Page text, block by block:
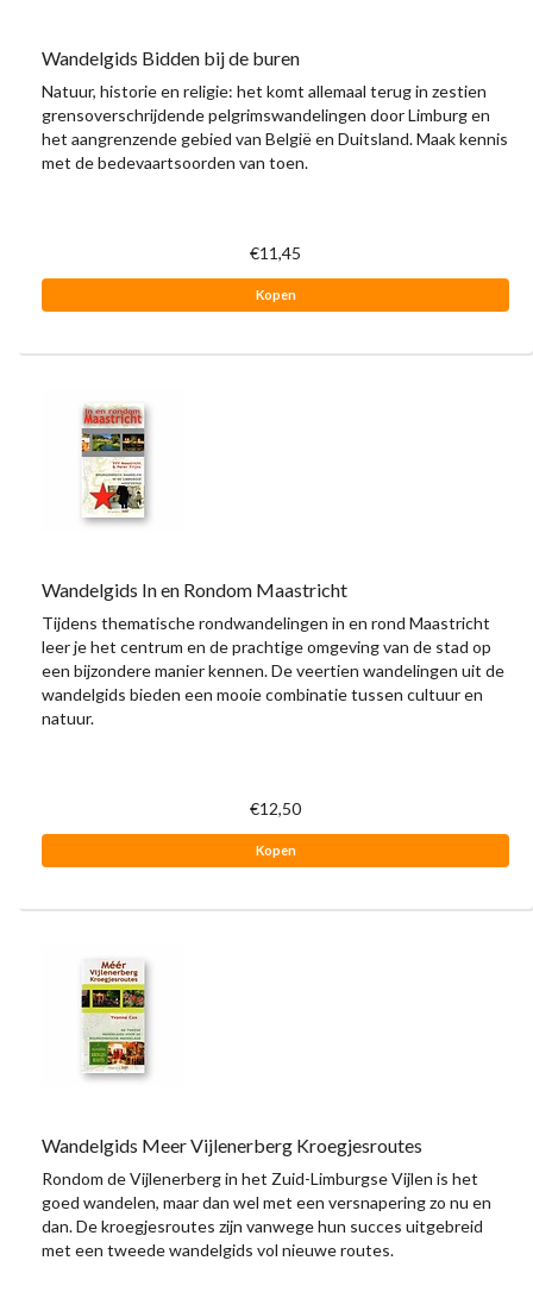
Wandelgids Bidden bij de buren
Natuur, historie en religie: het komt allemaal terug in zestien
grensoverschrijdende pelgrimswandelingen door Limburg en
het aangrenzende gebied van België en Duitsland. Maak kennis
met de bedevaartsoorden van toen.
€11,45
Kopen
Wandelgids In en Rondom Maastricht
Tijdens thematische rondwandelingen in en rond Maastricht
leer je het centrum en de prachtige omgeving van de stad op
een bijzondere manier kennen. De veertien wandelingen uit de
wandelgids bieden een mooie combinatie tussen cultuur en
natuur.
€12,50
Kopen
Wandelgids Meer Vijlenerberg Kroegjesroutes
Rondom de Vijlenerberg in het Zuid-Limburgse Vijlen is het
goed wandelen, maar dan wel met een versnapering zo nu en
dan. De kroegjesroutes zijn vanwege hun succes uitgebreid
met een tweede wandelgids vol nieuwe routes.